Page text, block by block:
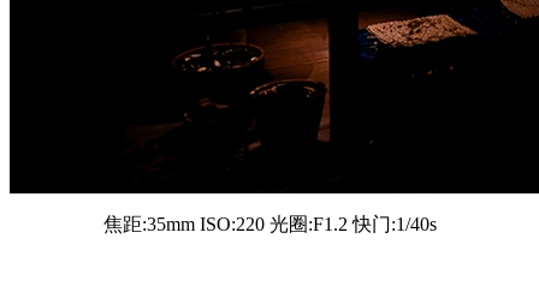
焦距:35mm ISO:220 光圈:F1.2 快门:1/40s